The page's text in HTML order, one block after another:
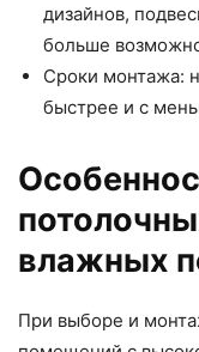
дизайнов,
больше
Сроки монтажа:
быстрее и с
влажных
При выборе и